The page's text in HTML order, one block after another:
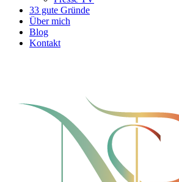
33 gute Gründe
Über mich
Blog
Kontakt